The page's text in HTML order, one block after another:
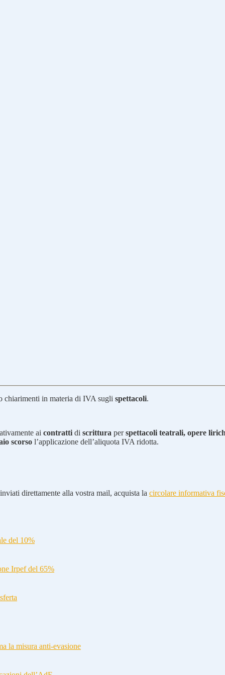
chiarimenti in materia di IVA sugli spettacoli.
ai contratti di scrittura perspettacoli teatrali, opere
scorso l’applicazione dell’aliquota IVA ridotta.
direttamente alla vostra mail, acquista la circolare informativa
del 10%
Irpef del 65%
la misura anti-evasione